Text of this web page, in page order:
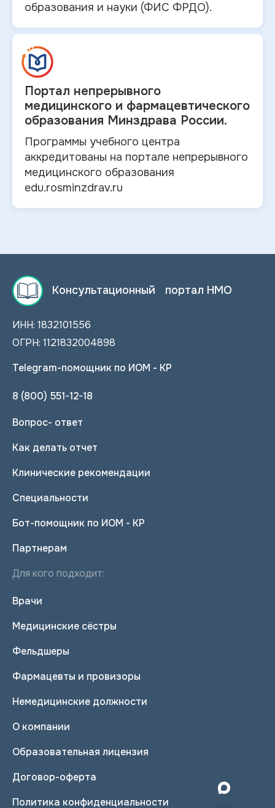
образования и науки (ФИС ФРДО).
Портал непрерывного
медицинского и фармацевтического
образования Минздрава России.
Программы учебного центра
аккредитованы на портале непрерывного
медицинского образования
edu.rosminzdrav.ru
Консультационный портал НМО
ИНН: 1832101556
ОГРН: 1121832004898
Telegram-помощник по ИОМ - КР
8 (800) 551-12-18
Вопрос- ответ
Как делать отчет
Клинические рекомендации
Специальности
Бот-помощник по ИОМ - КР
Партнерам
Для кого подходит:
Врачи
Медицинские сёстры
Фельдшеры
Фармацевты и провизоры
Немедицинские должности
О компании
Образовательная лицензия
Договор-оферта
Политика конфиденциальности